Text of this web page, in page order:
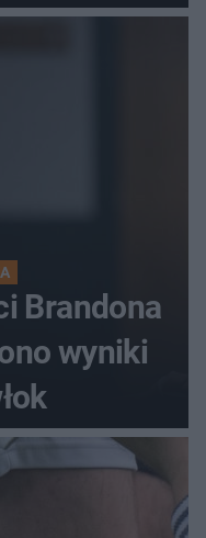
Brandona
wyniki